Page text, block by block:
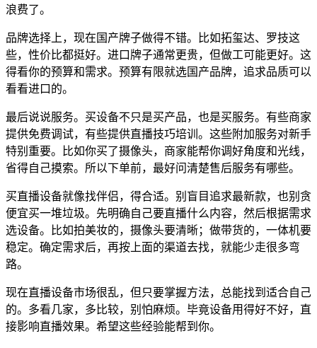
浪费了。
品牌选择上，现在国产牌子做得不错。比如拓玺达、罗技这
些，性价比都挺好。进口牌子通常更贵，但做工可能更好。这
得看你的预算和需求。预算有限就选国产品牌，追求品质可以
看看进口的。
最后说说服务。买设备不只是买产品，也是买服务。有些商家
提供免费调试，有些提供直播技巧培训。这些附加服务对新手
特别重要。比如你买了摄像头，商家能帮你调好角度和光线，
省得自己摸索。所以下单前，最好问清楚售后服务有哪些。
买直播设备就像找伴侣，得合适。别盲目追求最新款，也别贪
便宜买一堆垃圾。先明确自己要直播什么内容，然后根据需求
选设备。比如拍美妆的，摄像头要清晰；做带货的，一体机要
稳定。确定需求后，再按上面的渠道去找，就能少走很多弯
路。
现在直播设备市场很乱，但只要掌握方法，总能找到适合自己
的。多看几家，多比较，别怕麻烦。毕竟设备用得好不好，直
接影响直播效果。希望这些经验能帮到你。